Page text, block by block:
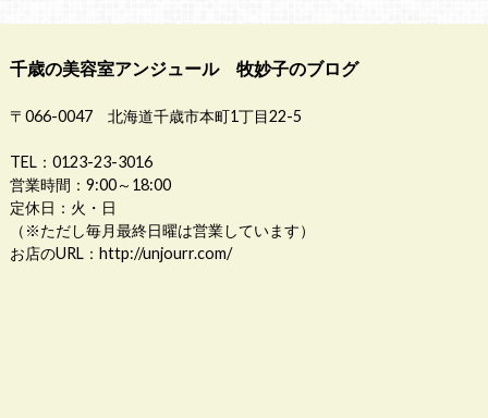
千歳の美容室アンジュール 牧妙子のブログ
〒066-0047 北海道千歳市本町1丁目22-5
TEL：0123-23-3016
営業時間：9:00～18:00
定休日：火・日
（※ただし毎月最終日曜は営業しています）
お店のURL： http://unjourr.com/